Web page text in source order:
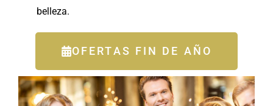
belleza.
OFERTAS FIN DE AÑO